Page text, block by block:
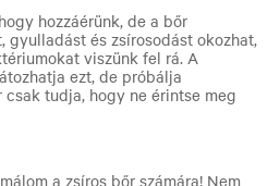
hozzáérünk, de a bőr
gyulladást és zsírosodást okozhat,
viszünk fel rá. A
ezt, de próbálja
tudja, hogy ne érintse meg
a zsíros bőr számára! Nem